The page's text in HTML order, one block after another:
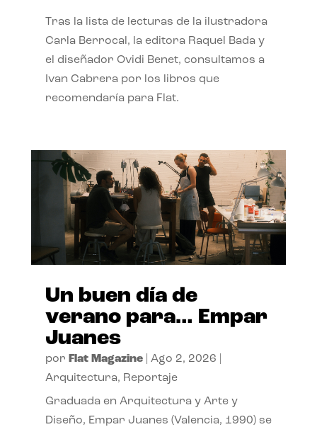
Tras la lista de lecturas de la ilustradora
Carla Berrocal, la editora Raquel Bada y
el diseñador Ovidi Benet, consultamos a
Ivan Cabrera por los libros que
recomendaría para Flat.
Un buen día de
verano para… Empar
Juanes
por Flat Magazine| Ago 2, 2026
Arquitectura, Reportaje
Graduada en Arquitectura y Arte y
Diseño, Empar Juanes (Valencia, 1990) se